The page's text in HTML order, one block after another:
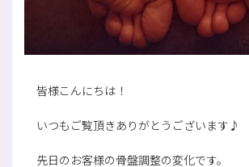
皆様こんにちは！
いつもご覧頂きありがとうございます♪
先日のお客様の骨盤調整の変化です。